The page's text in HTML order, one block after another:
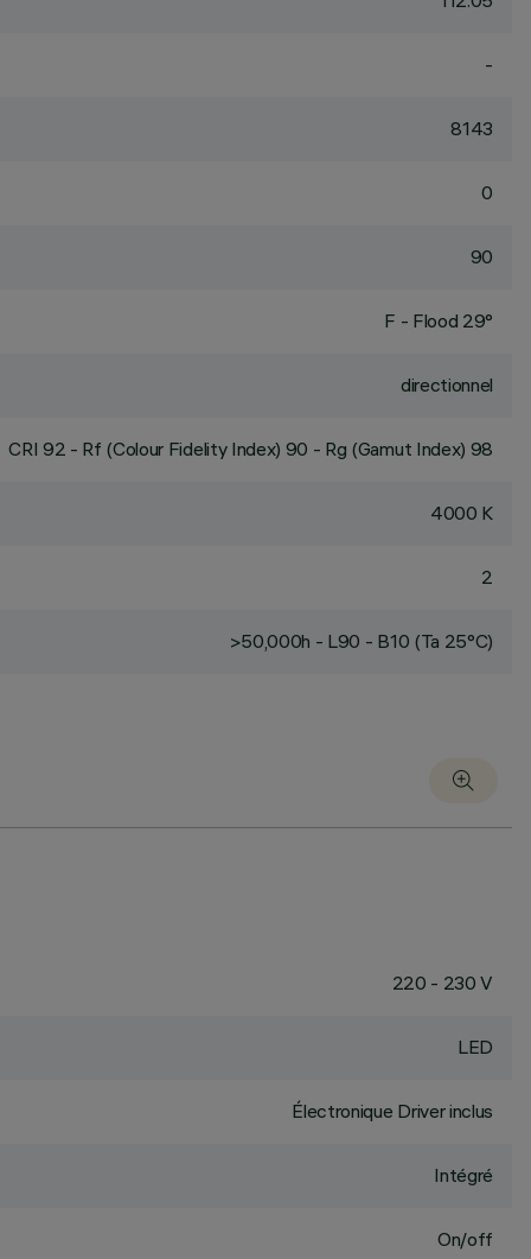
-
8143
0
90
F - Flood 29°
directionnel
CRI 92 - Rf (Colour Fidelity Index) 90 - Rg (Gamut Index) 98
4000 K
2
>50,000h - L90 - B10 (Ta 25°C)
220 - 230 V
LED
Électronique Driver inclus
Intégré
On/off